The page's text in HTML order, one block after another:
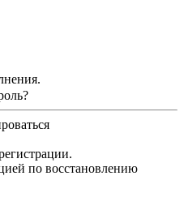
по восстановлению